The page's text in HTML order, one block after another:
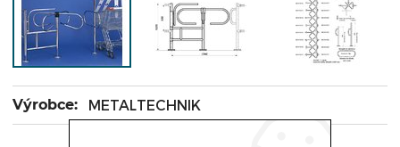
Výrobce: METALTECHNIK